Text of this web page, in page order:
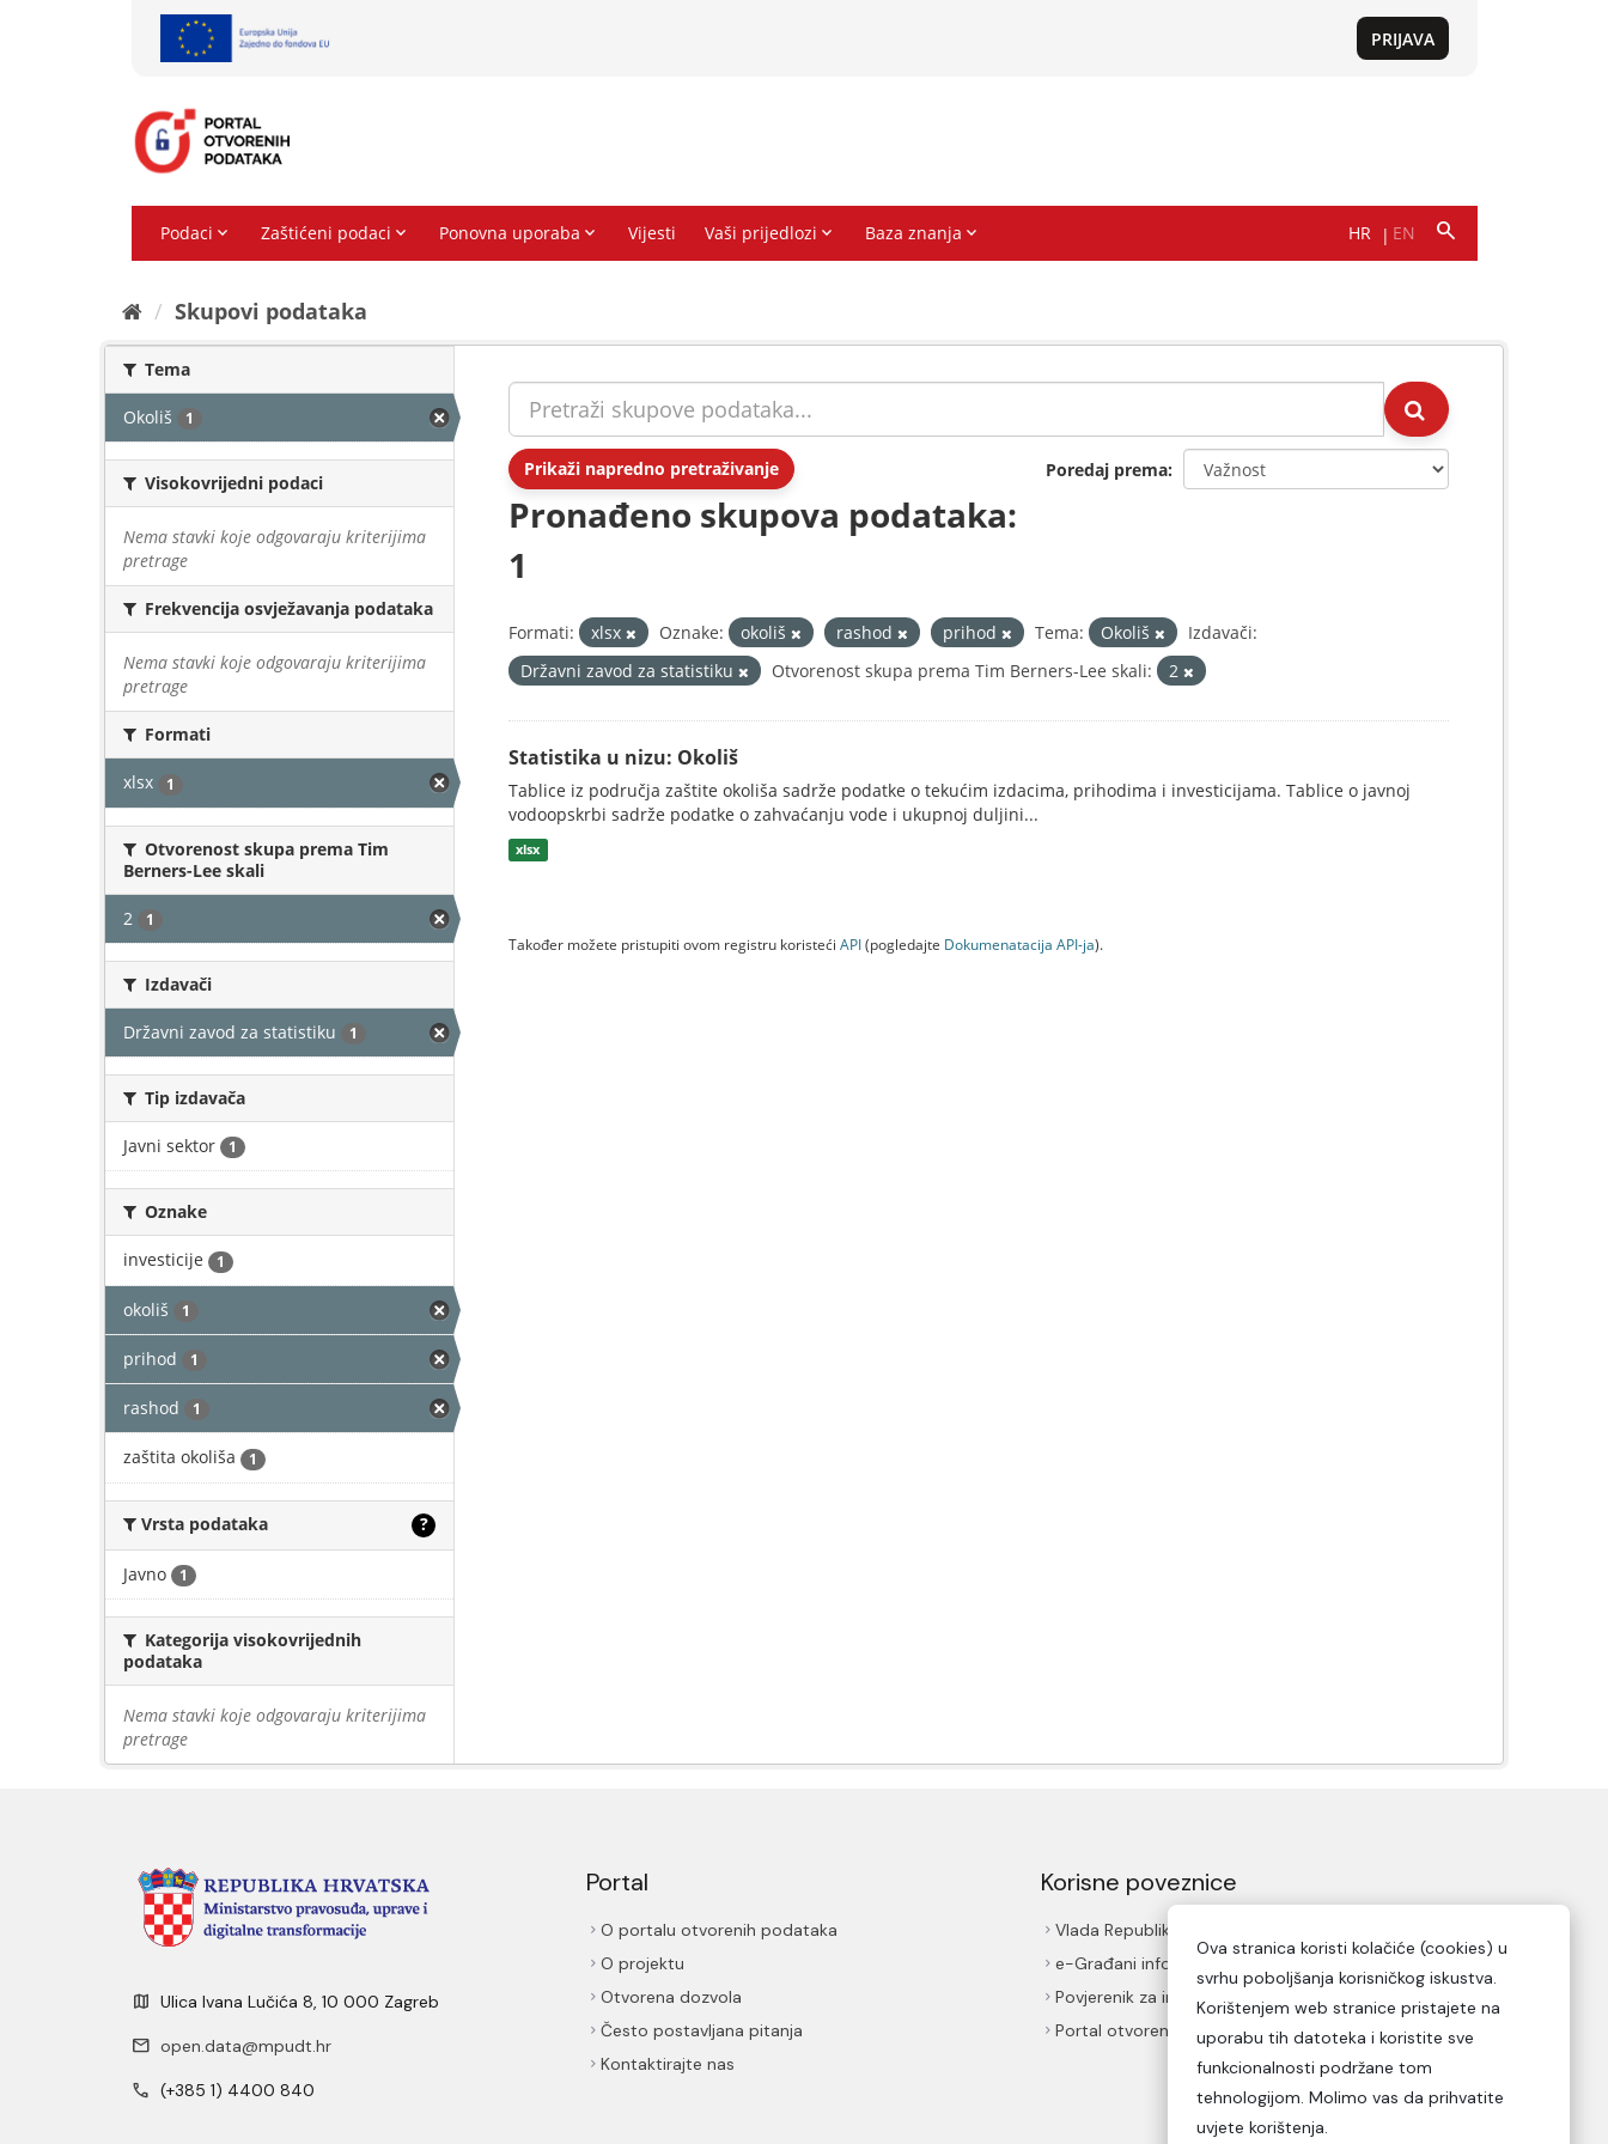
Skupovi podаtаkа
Tema
Okoliš 1
Visokovrijedni podaci
Nema stavki koje odgovaraju kriterijima
pretrage
Frekvencija osvježavanja podataka
Nema stavki koje odgovaraju kriterijima
pretrage
Formati
xlsx 1
Otvorenost skupa prema Tim
Berners-Lee skali
2 1
Izdavači
Državni zavod za statistiku 1
Tip izdavača
Javni sektor 1
Oznake
investicije 1
okoliš 1
prihod 1
rashod 1
zaštita okoliša 1
Vrsta podataka ?
Javno 1
Kategorija visokovrijednih
podataka
Nema stavki koje odgovaraju kriterijima
pretrage
Prikaži napredno pretraživanje Poredaj prema
Pronađeno skupova podataka:
1
Formati: xlsx Oznake: okoliš rashod prihod Tema: Okoliš
Izdavači:
Državni zavod za statistiku
Otvorenost skupa prema Tim Berners-Lee skali: 2
Statistika u nizu: Okoliš
Tablice iz područja zaštite okoliša sadrže podatke o tekućim izdacima, prihodima i investicijama. Tablice o javnoj
vodoopskrbi sadrže podatke o zahvaćanju vode i ukupnoj duljini...
xlsx
Također možete pristupiti ovom registru koristeći API(pogledajte Dokumenаtаcijа API-jа).